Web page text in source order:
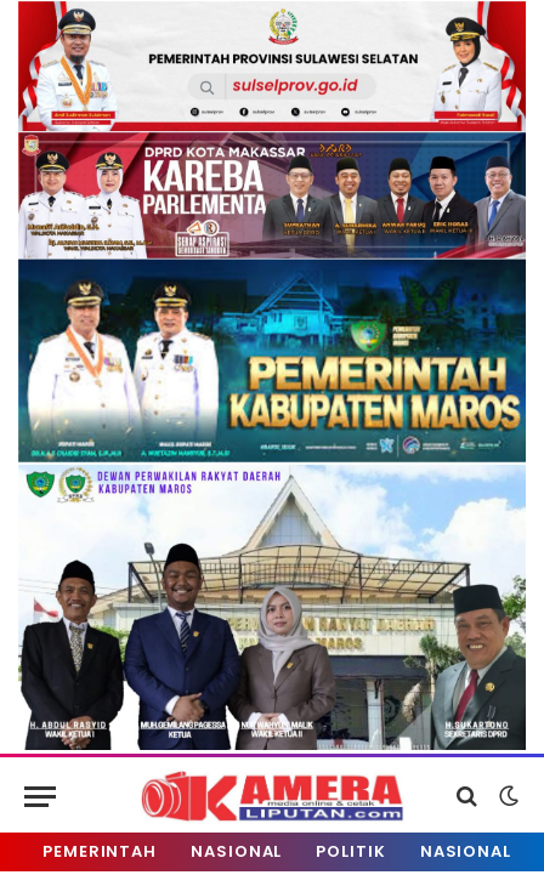
PEMERINTAH NASIONAL POLITIK NASIONAL